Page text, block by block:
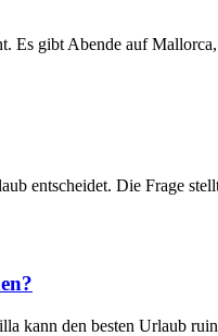
Es gibt Abende auf
entscheidet. Die Frage
kann den besten Urlaub